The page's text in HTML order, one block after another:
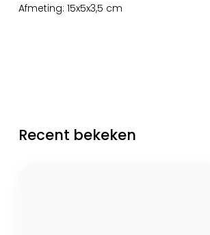
Afmeting: 15x5x3,5 cm
Recent bekeken